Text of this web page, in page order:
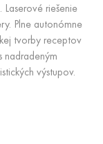
riešenie
Plne autonómne
tvorby receptov
nadradeným
výstupov.